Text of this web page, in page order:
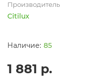
Производитель
Citilux
85
1 881 р.